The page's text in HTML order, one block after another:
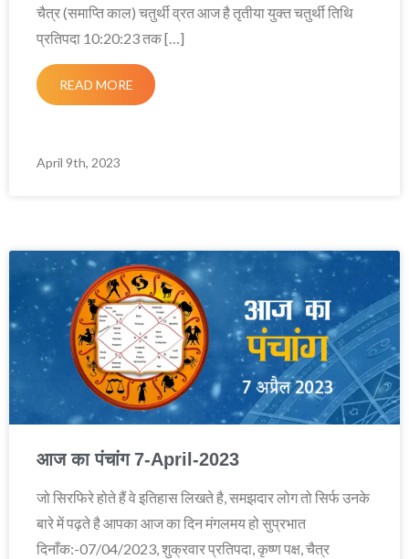
चैत्र (समाप्ति काल) चतुर्थी व्रत आज है तृतीया युक्त चतुर्थी तिथि
प्रतिपदा 10:20:23 तक […]
READ MORE
April 9th, 2023
आज का पंचांग 7-April-2023
जो सिरफिरे होते हैं वे इतिहास लिखते है, समझदार लोग तो सिर्फ उनके
बारे में पढ़ते है आपका आज का दिन मंगलमय हो सुप्रभात
दिनाँक:-07/04/2023, शुक्रवार प्रतिपदा, कृष्ण पक्ष, चैत्र